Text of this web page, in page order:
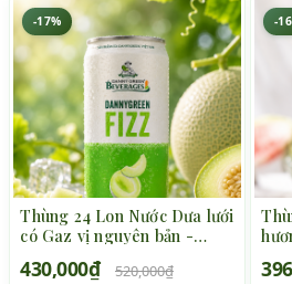
-17%
Thùng 24 Lon Nước Dưa lưới
có Gaz vị nguyên bản -
430,000₫ 520,000₫
-